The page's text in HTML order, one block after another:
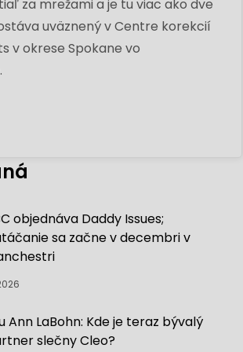
za mrežami a je tu viac ako dve
uväznený v Centre korekcií
v okrese Spokane vo
objednáva Daddy Issues;
sa začne v decembri v
Ann LaBohn: Kde je teraz bývalý
slečny Cleo?